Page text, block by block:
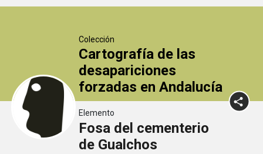
Colección
Cartografía de las
desapariciones
forzadas en Andalucía
Elemento
Fosa del cementerio
de Gualchos